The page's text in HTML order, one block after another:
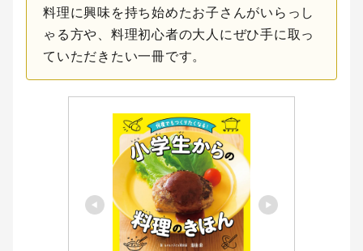
料理に興味を持ち始めたお子さんがいらっし
ゃる方や、料理初心者の大人にぜひ手に取っ
ていただきたい一冊です。